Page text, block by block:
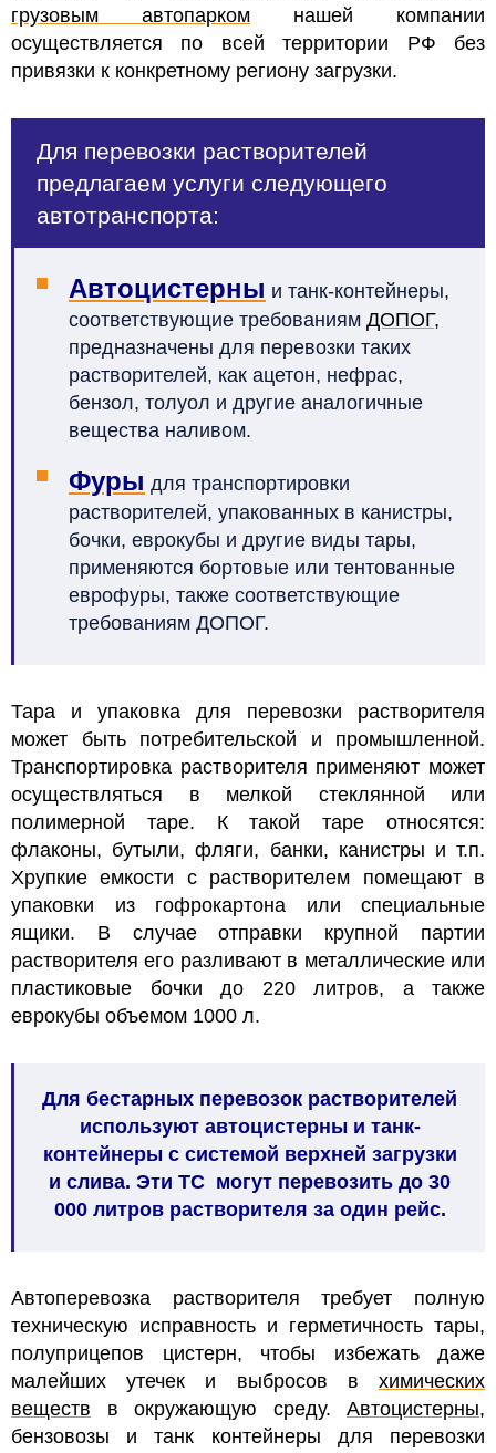
грузовым автопарком нашей компании
осуществляется по всей территории РФ без
привязки к конкретному региону загрузки.
Для перевозки растворителей
предлагаем услуги следующего
автотранспорта:
Автоцистерны и танк-контейнеры,
соответствующие требованиям ДОПОГ,
предназначены для перевозки таких
растворителей, как ацетон, нефрас,
бензол, толуол и другие аналогичные
вещества наливом.
Фуры для транспортировки
растворителей, упакованных в канистры,
бочки, еврокубы и другие виды тары,
применяются бортовые или тентованные
еврофуры, также соответствующие
требованиям ДОПОГ.
Тара и упаковка для перевозки растворителя
может быть потребительской и промышленной.
Транспортировка растворителя применяют может
осуществляться в мелкой стеклянной или
полимерной таре. К такой таре относятся:
флаконы, бутыли, фляги, банки, канистры и т.п.
Хрупкие емкости с растворителем помещают в
упаковки из гофрокартона или специальные
ящики. В случае отправки крупной партии
растворителя его разливают в металлические или
пластиковые бочки до 220 литров, а также
еврокубы объемом 1000 л.
Для бестарных перевозок растворителей
используют автоцистерны и танк-
контейнеры с системой верхней загрузки
и слива. Эти ТС могут перевозить до 30
000 литров растворителя за один рейс.
Автоперевозка растворителя требует полную
техническую исправность и герметичность тары,
полуприцепов цистерн, чтобы избежать даже
малейших утечек и выбросов в химических
веществ в окружающую среду. Автоцистерны,
бензовозы и танк контейнеры для перевозки